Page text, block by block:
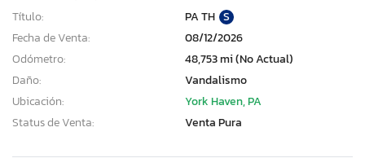
Título:
PA TH S
Fecha de Venta:
08/12/2026
Odómetro:
48,753 mi (No Actual)
Daño:
Vandalismo
Ubicación:
York Haven, PA
Status de Venta:
Venta Pura